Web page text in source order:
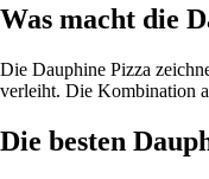
Was macht die
Die Dauphine Pizza
verleiht. Die Kombination
Die besten